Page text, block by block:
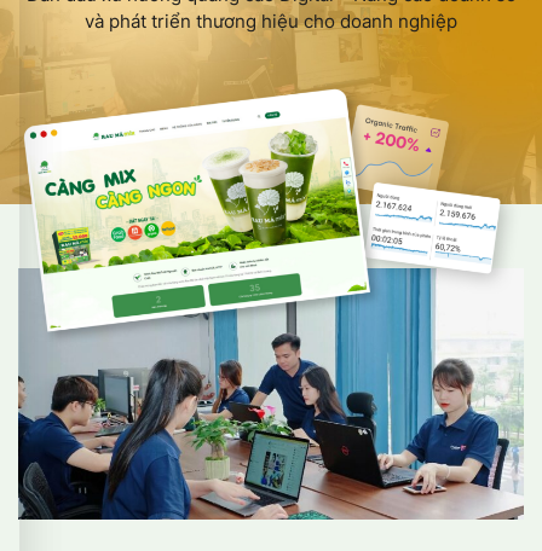
và phát triển thương hiệu cho doanh nghiệp